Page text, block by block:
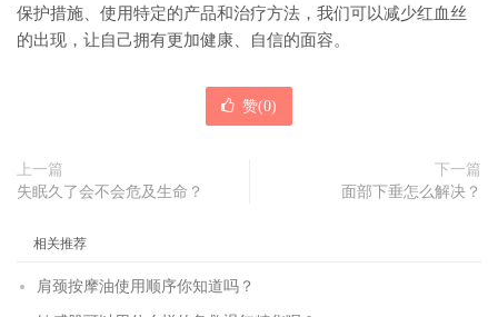
保护措施、使用特定的产品和治疗方法，我们可以减少红血丝
的出现，让自己拥有更加健康、自信的面容。
赞(0)
上一篇
失眠久了会不会危及生命？
下一篇
面部下垂怎么解决？
相关推荐
肩颈按摩油使用顺序你知道吗？